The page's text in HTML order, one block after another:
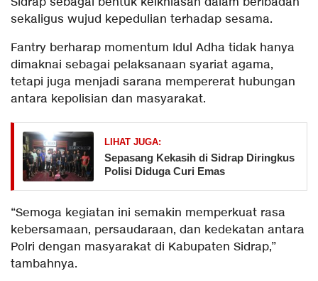
sekaligus wujud kepedulian terhadap sesama.
Fantry berharap momentum Idul Adha tidak hanya
dimaknai sebagai pelaksanaan syariat agama,
tetapi juga menjadi sarana mempererat hubungan
antara kepolisian dan masyarakat.
LIHAT JUGA:
Sepasang Kekasih di Sidrap Diringkus
Polisi Diduga Curi Emas
“Semoga kegiatan ini semakin memperkuat rasa
kebersamaan, persaudaraan, dan kedekatan antara
Polri dengan masyarakat di Kabupaten Sidrap,”
tambahnya.